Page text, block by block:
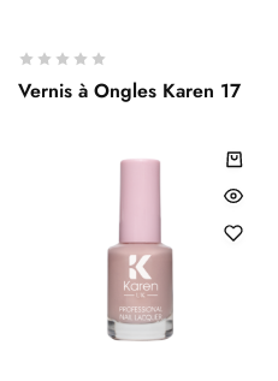
Vernis à Ongles Karen 17